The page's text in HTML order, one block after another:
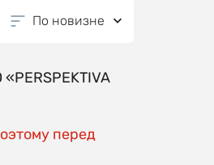
По новизне
перед